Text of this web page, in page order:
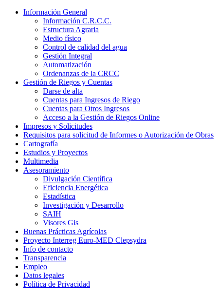
Información General
Información C.R.C.C.
Estructura Agraria
Medio físico
Control de calidad del agua
Gestión Integral
Automatización
Ordenanzas de la CRCC
Gestión de Riegos y Cuentas
Darse de alta
Cuentas para Ingresos de Riego
Cuentas para Otros Ingresos
Acceso a la Gestión de Riegos Online
Impresos y Solicitudes
Requisitos para solicitud de Informes o Autorización de Obras
Cartografía
Estudios y Proyectos
Multimedia
Asesoramiento
Divulgación Científica
Eficiencia Energética
Estadística
Investigación y Desarrollo
SAIH
Visores Gis
Buenas Prácticas Agrícolas
Proyecto Interreg Euro-MED Clepsydra
Info de contacto
Transparencia
Empleo
Datos legales
Política de Privacidad